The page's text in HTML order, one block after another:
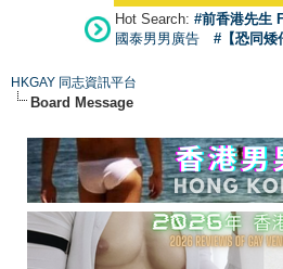
Hot Search: #前香港先生
國泰男男廣告
#【恐同矮
HKGAY 同志資訊平台
Board Message